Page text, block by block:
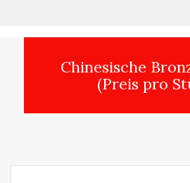
Chinesische
(Preis pro